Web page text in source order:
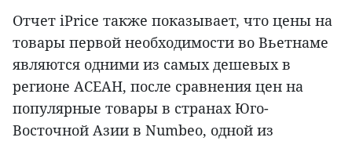
Отчет iPrice также показывает, что цены на
товары первой необходимости во Вьетнаме
являются одними из самых дешевых в
регионе АСЕАН, после сравнения цен на
популярные товары в странах Юго-
Восточной Азии в Numbeo, одной из